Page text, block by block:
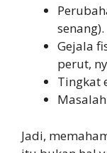
senang).
Gejala
perut,
Tingkat
Jadi,